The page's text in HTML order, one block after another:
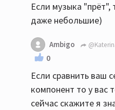
Если музыка
даже небольшие)
Ambigo
0
Если сравнить ваш
компонент то у вас
сейчас скажите я